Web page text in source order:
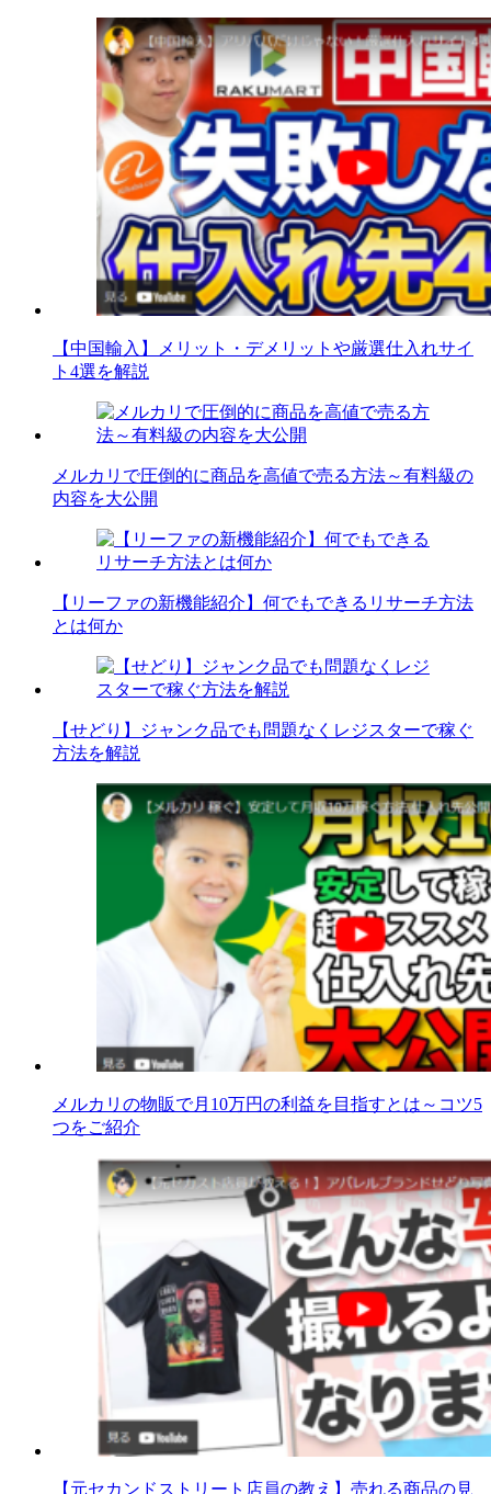
【中国輸入】メリット・デメリットや厳選仕入れサイ
ト4選を解説
メルカリで圧倒的に商品を高値で売る方法～有料級の
内容を大公開
【リーファの新機能紹介】何でもできるリサーチ方法
とは何か
【せどり】ジャンク品でも問題なくレジスターで稼ぐ
方法を解説
メルカリの物販で月10万円の利益を目指すとは～コツ5
つをご紹介
【元セカンドストリート店員の教え】売れる商品の見